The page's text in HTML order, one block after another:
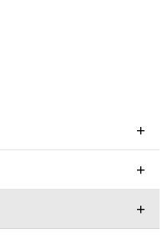
+
+
+